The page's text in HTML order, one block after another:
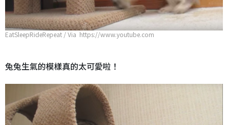
EatSleepRideRepeat / Via https://www.youtube.com
兔兔生氣的模樣真的太可愛啦！